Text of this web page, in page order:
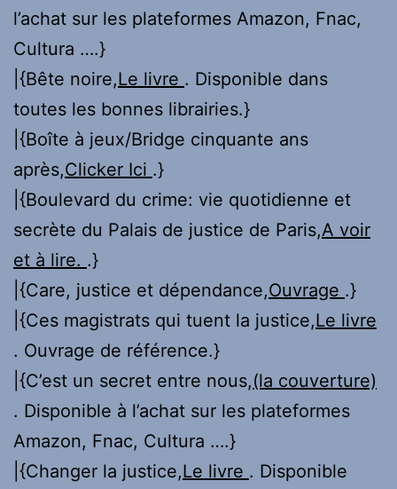
l’achat sur les plateformes Amazon, Fnac,
Cultura ….}
|{Bête noire,Le livre . Disponible dans
toutes les bonnes librairies.}
|{Boîte à jeux/Bridge cinquante ans
après,Clicker Ici .}
|{Boulevard du crime: vie quotidienne et
secrète du Palais de justice de Paris,A voir
et à lire. .}
|{Care, justice et dépendance,Ouvrage .}
|{Ces magistrats qui tuent la justice,Le livre
. Ouvrage de référence.}
|{C’est un secret entre nous,(la couverture)
. Disponible à l’achat sur les plateformes
Amazon, Fnac, Cultura ….}
|{Changer la justice,Le livre . Disponible